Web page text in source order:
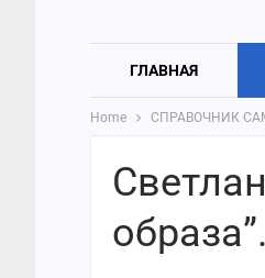
ГЛАВНАЯ
Home СПРАВОЧНИК
образа”.